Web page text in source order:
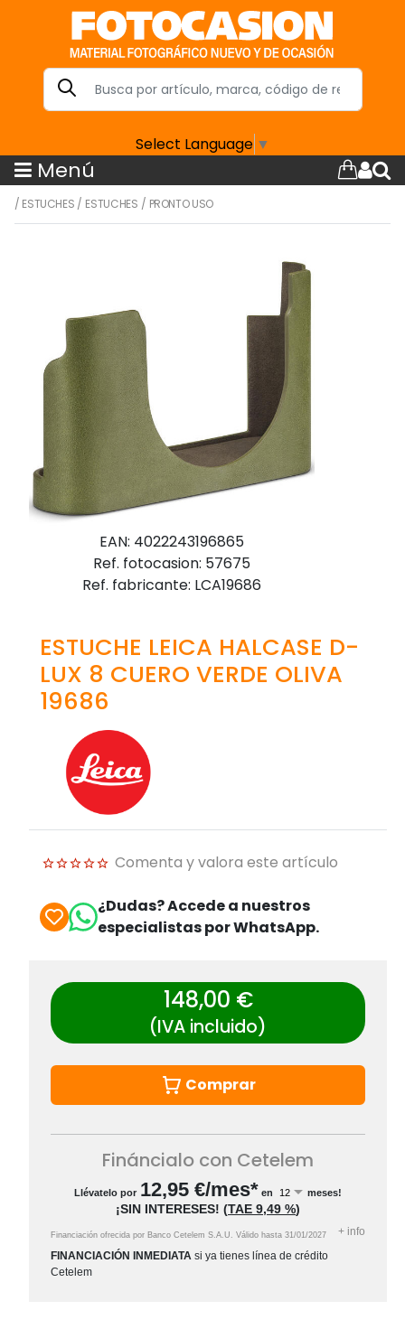
Select Language ▼
Menú
/ ESTUCHES / ESTUCHES / PRONTO USO
EAN: 4022243196865
Ref. fotocasion: 57675
Ref. fabricante: LCA19686
ESTUCHE LEICA HALCASE D-
LUX 8 CUERO VERDE OLIVA
19686
Comenta y valora este artículo
¿Dudas? Accede a nuestros
especialistas por WhatsApp.
148,00 €
(IVA incluido)
Comprar
Fináncialo con Cetelem
Llévatelo por 12,95 €/mes* en meses!
¡SIN INTERESES! (TAE 9,49 %)
Financiación ofrecida por Banco Cetelem S.A.U. Válido hasta 31/01/2027 + info
FINANCIACIÓN INMEDIATA si ya tienes línea de crédito
Cetelem